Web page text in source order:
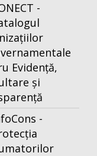
-
Evidență,
și
-